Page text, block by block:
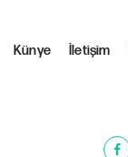
Künye İletişim